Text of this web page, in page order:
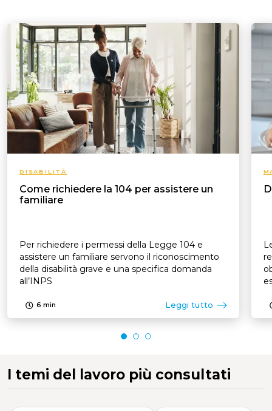
DISABILITÀ
Come richiedere la 104 per assistere un
familiare
Per richiedere i permessi della Legge 104 e
assistere un familiare servono il riconoscimento
della disabilità grave e una specifica domanda
all’INPS
6 min Leggi tutto
I temi del lavoro più consultati